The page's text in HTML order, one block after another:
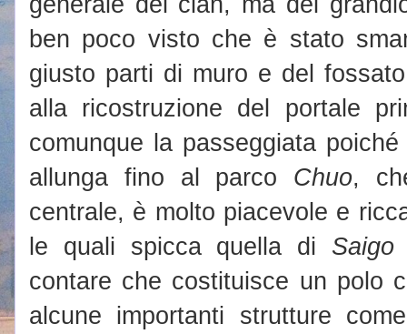
ben poco visto che è stato
giusto parti di muro e del
alla ricostruzione del portale
comunque la passeggiata
allunga fino al parco Chuo,
centrale, è molto piacevole e
le quali spicca quella di Saigo
contare che costituisce un polo
alcune importanti strutture